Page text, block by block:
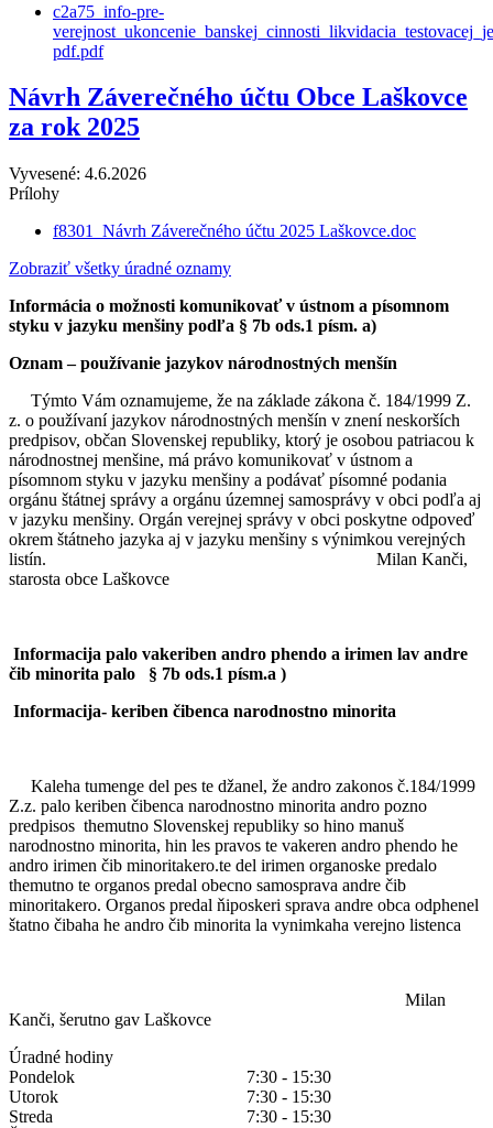
c2a75_info-pre-
pdf.pdf
Návrh Záverečného účtu Obce Laškovce
za rok 2025
Vyvesené: 4.6.2026
Prílohy
f8301_Návrh Záverečného účtu 2025 Laškovce.doc
Zobraziť všetky úradné oznamy
Informácia o možnosti komunikovať v ústnom a písomnom
styku v jazyku menšiny podľa § 7b ods.1 písm. a)
Oznam – používanie jazykov národnostných menšín
Týmto Vám oznamujeme, že na základe zákona č. 184/1999 Z.
z. o používaní jazykov národnostných menšín v znení neskorších
predpisov, občan Slovenskej republiky, ktorý je osobou patriacou k
národnostnej menšine, má právo komunikovať v ústnom a
písomnom styku v jazyku menšiny a podávať písomné podania
orgánu štátnej správy a orgánu územnej samosprávy v obci podľa aj
v jazyku menšiny. Orgán verejnej správy v obci poskytne odpoveď
okrem štátneho jazyka aj v jazyku menšiny s výnimkou verejných
listín. Milan Kanči,
starosta obce Laškovce
Informacija palo vakeriben andro phendo a irimen lav andre
čib minorita palo § 7b ods.1 písm.a )
Informacija- keriben čibenca narodnostno minorita
Kaleha tumenge del pes te džanel, že andro zakonos č.184/1999
Z.z. palo keriben čibenca narodnostno minorita andro pozno
predpisos themutno Slovenskej republiky so hino manuš
narodnostno minorita, hin les pravos te vakeren andro phendo he
andro irimen čib minoritakero.te del irimen organoske predalo
themutno te organos predal obecno samosprava andre čib
minoritakero. Organos predal ňiposkeri sprava andre obca odphenel
štatno čibaha he andro čib minorita la vynimkaha verejno listenca
Milan
Kanči, šerutno gav Laškovce
Úradné hodiny
Pondelok
7:30 - 15:30
Utorok
7:30 - 15:30
Streda
7:30 - 15:30